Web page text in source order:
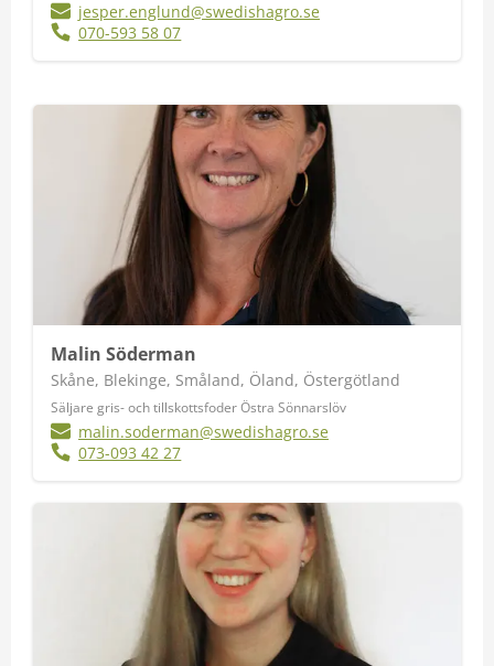
jesper.englund@swedishagro.se
070-593 58 07
Malin Söderman
Skåne, Blekinge, Småland, Öland, Östergötland
Säljare gris- och tillskottsfoder Östra Sönnarslöv
malin.soderman@swedishagro.se
073-093 42 27